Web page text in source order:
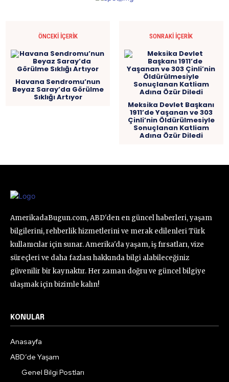
ÖNCEKI İÇERIK
Havana Sendromu’nun
Beyaz Saray’da Görülme
Sıklığı Artıyor
SONRAKI İÇERIK
Meksika Devlet Başkanı
1911’de Yaşanan ve 303
Çinli’nin Öldürülmesiyle
Sonuçlanan Katliam
Adına Özür Diledi
AmerikadaBugun.com, ABD'den en güncel haberleri, yaşam
bilgilerini, rehberlik hizmetlerini ve merak edilenleri Türk
kullanıcılar için sunar. Amerika'da yaşam, iş fırsatları, vize
süreçleri ve daha fazlası hakkında bilgi alabileceğiniz
güvenilir bir kaynaktır. Her zaman doğru ve güncel bilgiye
ulaşmak için bizimle kalın!
KONULAR
Anasayfa
ABD’de Yaşam
Genel Bilgi Postları